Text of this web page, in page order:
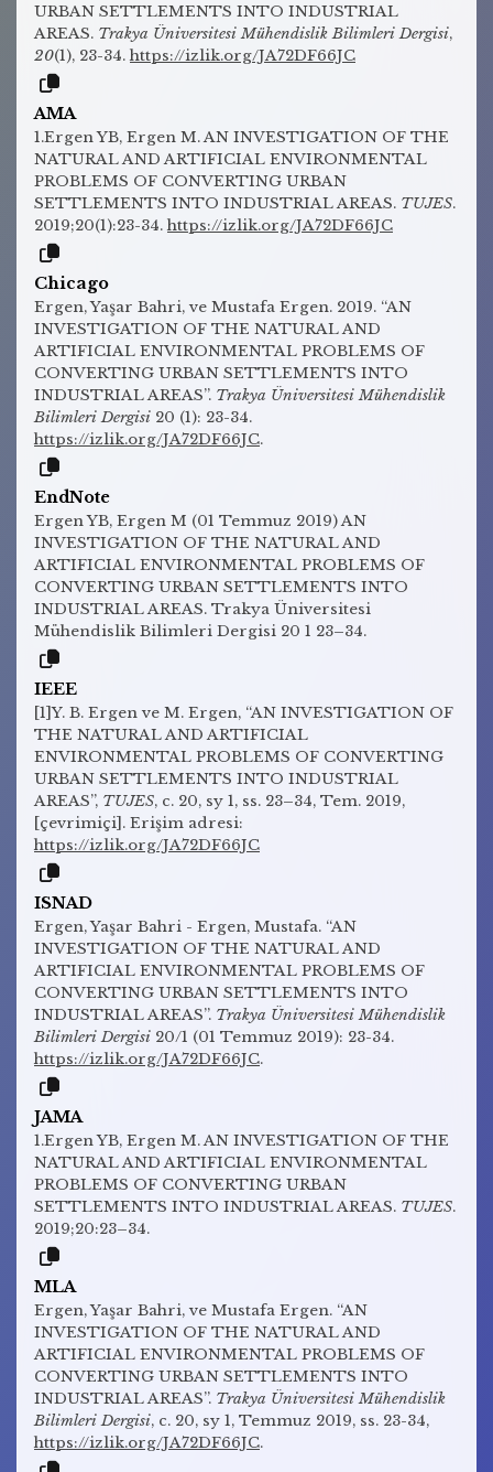
URBAN SETTLEMENTS INTO INDUSTRIAL
AREAS. Trakya Üniversitesi Mühendislik Bilimleri Dergisi,
20(1), 23-34.https://izlik.org/JA72DF66JC
AMA
1.Ergen YB, Ergen M. AN INVESTIGATION OF THE
NATURAL AND ARTIFICIAL ENVIRONMENTAL
PROBLEMS OF CONVERTING URBAN
SETTLEMENTS INTO INDUSTRIAL AREAS. TUJES.
2019;20(1):23-34.https://izlik.org/JA72DF66JC
Chicago
Ergen, Yaşar Bahri, ve Mustafa Ergen. 2019. “AN
INVESTIGATION OF THE NATURAL AND
ARTIFICIAL ENVIRONMENTAL PROBLEMS OF
CONVERTING URBAN SETTLEMENTS INTO
INDUSTRIAL AREAS”. Trakya Üniversitesi Mühendislik
Bilimleri Dergisi 20 (1): 23-34.
https://izlik.org/JA72DF66JC.
EndNote
Ergen YB, Ergen M (01 Temmuz 2019) AN
INVESTIGATION OF THE NATURAL AND
ARTIFICIAL ENVIRONMENTAL PROBLEMS OF
CONVERTING URBAN SETTLEMENTS INTO
INDUSTRIAL AREAS. Trakya Üniversitesi
Mühendislik Bilimleri Dergisi 20 1 23–34.
IEEE
[1]Y. B. Ergen ve M. Ergen, “AN INVESTIGATION OF
THE NATURAL AND ARTIFICIAL
ENVIRONMENTAL PROBLEMS OF CONVERTING
URBAN SETTLEMENTS INTO INDUSTRIAL
AREAS”, TUJES, c. 20, sy 1, ss. 23–34, Tem. 2019,
[çevrimiçi]. Erişim adresi:
https://izlik.org/JA72DF66JC
ISNAD
Ergen, Yaşar Bahri - Ergen, Mustafa. “AN
INVESTIGATION OF THE NATURAL AND
ARTIFICIAL ENVIRONMENTAL PROBLEMS OF
CONVERTING URBAN SETTLEMENTS INTO
INDUSTRIAL AREAS”. Trakya Üniversitesi Mühendislik
Bilimleri Dergisi 20/1 (01 Temmuz 2019): 23-34.
https://izlik.org/JA72DF66JC.
JAMA
1.Ergen YB, Ergen M. AN INVESTIGATION OF THE
NATURAL AND ARTIFICIAL ENVIRONMENTAL
PROBLEMS OF CONVERTING URBAN
SETTLEMENTS INTO INDUSTRIAL AREAS. TUJES.
2019;20:23–34.
MLA
Ergen, Yaşar Bahri, ve Mustafa Ergen. “AN
INVESTIGATION OF THE NATURAL AND
ARTIFICIAL ENVIRONMENTAL PROBLEMS OF
CONVERTING URBAN SETTLEMENTS INTO
INDUSTRIAL AREAS”. Trakya Üniversitesi Mühendislik
Bilimleri Dergisi, c. 20, sy 1, Temmuz 2019, ss. 23-34,
https://izlik.org/JA72DF66JC.